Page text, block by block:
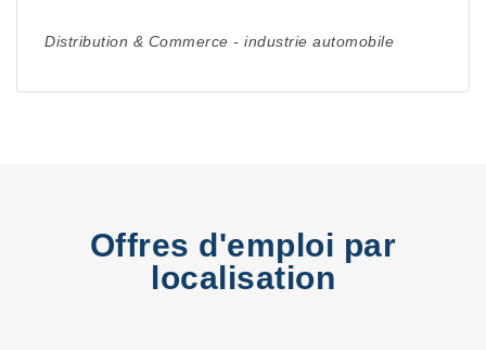
Distribution & Commerce - industrie automobile
Offres d'emploi par
localisation